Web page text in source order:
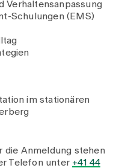
Verhaltensanpassung
Schulungen (EMS)
im stationären
die Anmeldung stehen
Telefon unter +41 44